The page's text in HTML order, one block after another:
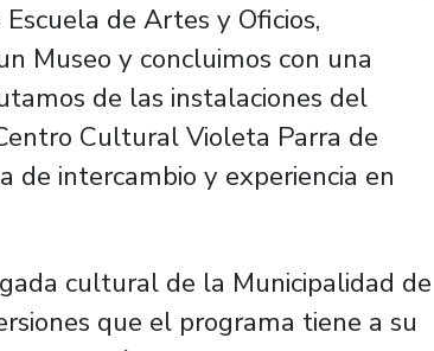
de Artes y Oficios,
Museo y concluimos con una
de las instalaciones del
Cultural Violeta Parra de
de intercambio y experiencia en
cultural de la Municipalidad de
que el programa tiene a su